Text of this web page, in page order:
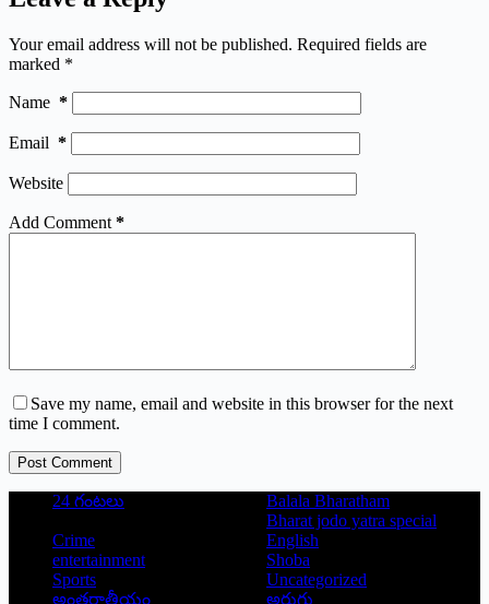
Your email address will not be published. Required fields are
marked *
Name *
Email *
Website
Add Comment *
Save my name, email and website in this browser for the next
time I comment.
Post Comment
24 గంటలు
Balala Bharatham
Bharat jodo yatra special
Crime
English
entertainment
Shoba
Sports
Uncategorized
అంతర్జాతీయం
అరుగు